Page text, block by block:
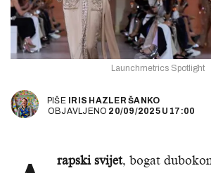
Launchmetrics Spotlight
PIŠE IRIS HAZLER ŠANKO
OBJAVLJENO 20/09/2025 U 17:00
rapski svijet, bogat